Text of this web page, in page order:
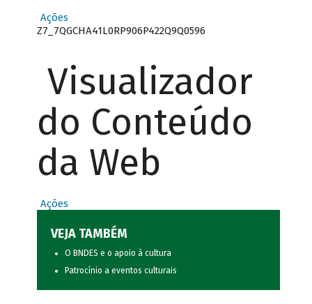
Ações
Z7_7QGCHA41L0RP906P422Q9Q0596
Visualizador
do Conteúdo
da Web
Ações
VEJA TAMBÉM
O BNDES e o apoio à cultura
Patrocínio a eventos culturais